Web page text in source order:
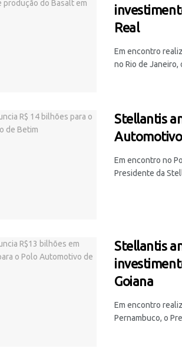
Real
Em encontro
no Rio de Janeiro,
Stellantis
Em encontro no
Presidente da
Stellantis
Goiana
Em encontro
Pernambuco, o